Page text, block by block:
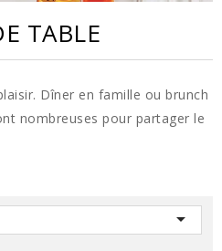
TABLE
Dîner en famille ou brunch
nombreuses pour partager le
